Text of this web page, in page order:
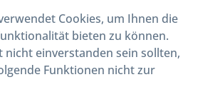
Cookies, um Ihnen die
bieten zu können.
nicht einverstanden sein sollten,
Funktionen nicht zur